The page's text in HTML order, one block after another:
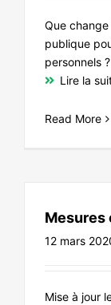
Que
publique
personnels
Lire la
Read More
Mesures
12 mars
Mise à jour